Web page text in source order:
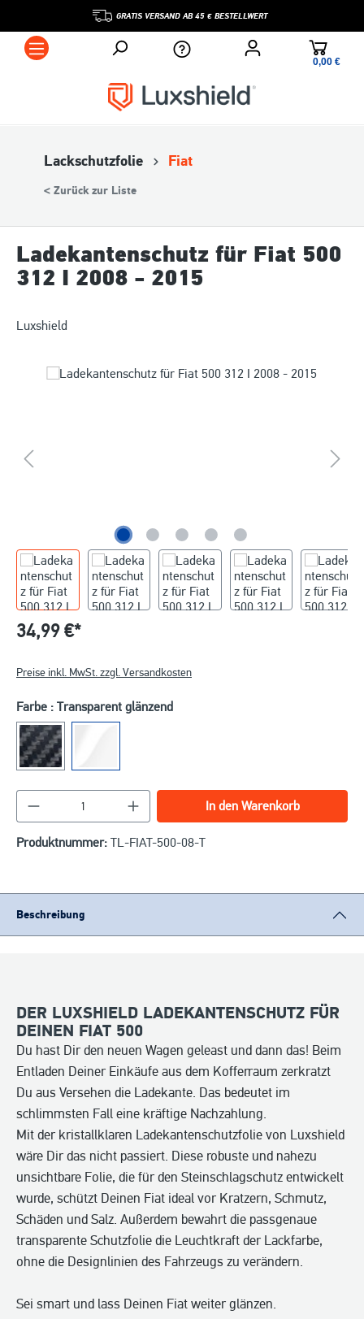
GRATIS VERSAND AB 45 € BESTELLWERT
0,00 €*
Lackschutzfolie Fiat
< Zurück zur Liste
Ladekantenschutz für Fiat 500
312 I 2008 - 2015
Luxshield
34,99 €*
Preise inkl. MwSt. zzgl. Versandkosten
Farbe : Transparent glänzend
Produkt Anzahl: Gib den gewünschten Wert
In den Warenkorb
Produktnummer: TL-FIAT-500-08-T
Beschreibung
DER LUXSHIELD LADEKANTENSCHUTZ FÜR
DEINEN FIAT 500
Du hast Dir den neuen Wagen geleast und dann das! Beim
Entladen Deiner Einkäufe aus dem Kofferraum zerkratzt
Du aus Versehen die Ladekante. Das bedeutet im
schlimmsten Fall eine kräftige Nachzahlung.
Mit der kristallklaren Ladekantenschutzfolie von Luxshield
wäre Dir das nicht passiert. Diese robuste und nahezu
unsichtbare Folie, die für den Steinschlagschutz entwickelt
wurde, schützt Deinen Fiat ideal vor Kratzern, Schmutz,
Schäden und Salz. Außerdem bewahrt die passgenaue
transparente Schutzfolie die Leuchtkraft der Lackfarbe,
ohne die Designlinien des Fahrzeugs zu verändern.
Sei smart und lass Deinen Fiat weiter glänzen.